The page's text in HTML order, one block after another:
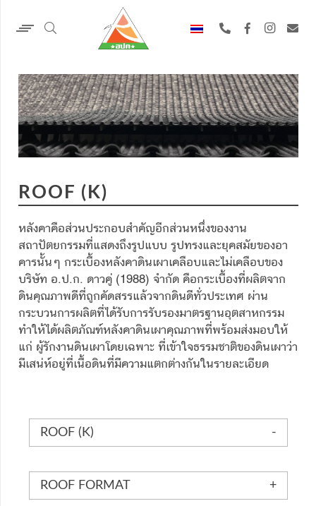
ROOF (K)
หลังคาคือส่วนประกอบสำคัญอีกส่วนหนึ่งของงาน
สถาปัตยกรรมที่แสดงถึงรูปแบบ รูปทรงและยุคสมัยของอา
คารนั้นๆ กระเบื้องหลังคาดินเผาเคลือบและไม่เคลือบของ
บริษัท อ.ป.ก. ดาวคู่ (1988) จำกัด คือกระเบื้องที่ผลิตจาก
ดินคุณภาพดีที่ถูกคัดสรรแล้วจากดินดีทั่วประเทศ ผ่าน
กระบวนการผลิตที่ได้รับการรับรองมาตรฐานอุตสาหกรรม
ทำให้ได้ผลิตภัณฑ์หลังคาดินเผาคุณภาพที่พร้อมส่งมอบให้
แก่ ผู้รักงานดินเผาโดยเฉพาะ ที่เข้าใจธรรมชาติของดินเผาว่า
มีเสน่ห์อยู่ที่เนื้อดินที่มีความแตกต่างกันในรายละเอียด
ROOF (K)
ROOF FORMAT